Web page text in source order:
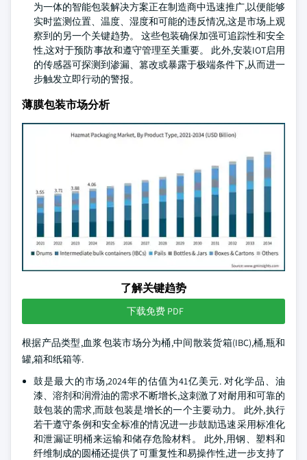
为一体的智能包装解决方案正在制造商中迅速推广,以便能够
实时监测位置、温度、湿度和可能的违反情况,这是市场上观
察到的另一个关键趋势。 这些包装确保加强可追踪性和安全
性,这对于预防事故和遵守管理至关重要。 此外,安装IOT启用
的传感器可探测到渗漏、篡改或暴露于极端条件下,从而进一
步触发立即行动的警报。
薄膜包装市场分析
了解关键趋势
下载免费 PDF
根据产品类型,血浆包装市场分为桶,中间散装货箱(IBC),桶,瓶和
罐,箱和纸箱等.
鼓是最大的市场,2024年的估值为41亿美元. 对化学品、油
漆、溶剂和润滑油的需求不断增长,这刺激了对耐用和可靠的
鼓包装的需求,而鼓包装是增长的一个主要动力。 此外,执行
若干遵守条例和安全标准的情况进一步鼓励迅速采用标准化
和泄漏证明桶来运输和储存危险材料。 此外,用钢、塑料和
纤维制成的圆桶还提供了可重复性和易操作性,进一步支持了